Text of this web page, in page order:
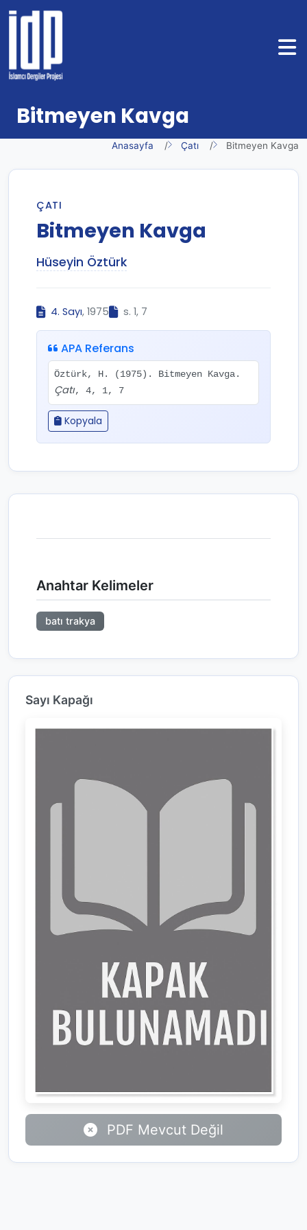
Bitmeyen Kavga
Anasayfa Çatı Bitmeyen Kavga
ÇATI
Bitmeyen Kavga
Hüseyin Öztürk
4. Sayı, 1975 s. 1, 7
APA Referans
Öztürk, H. (1975). Bitmeyen Kavga.
Çatı, 4, 1, 7
Kopyala
Anahtar Kelimeler
batı trakya
Sayı Kapağı
PDF Mevcut Değil